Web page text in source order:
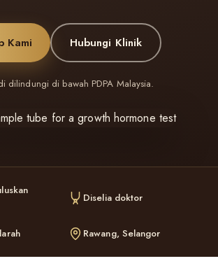
Kami Hubungi Klinik
dilindungi di bawah PDPA Malaysia.
Diselia doktor
Rawang, Selangor